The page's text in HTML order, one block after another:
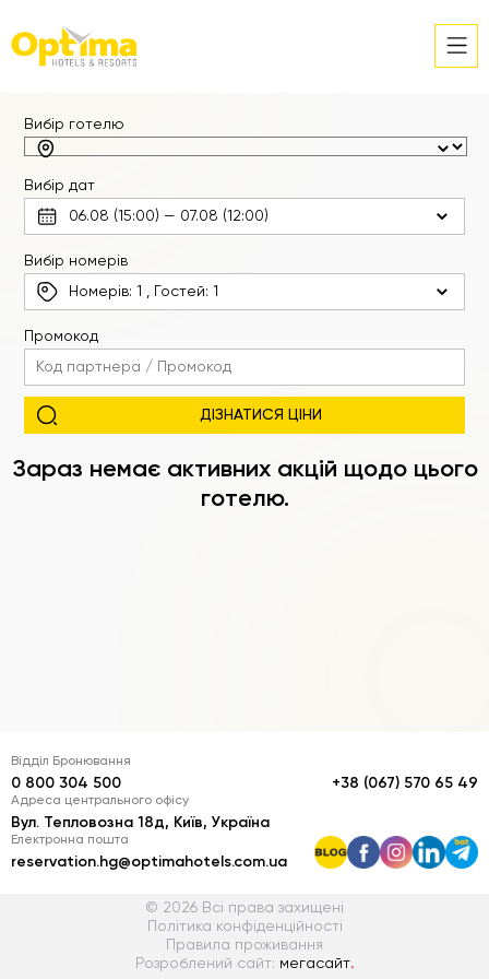
Вибір готелю
Вибір дат
Вибір номерів
Номерів:1 , Гостей: 1
Промокод
Зараз немає активних акцій щодо цього
готелю.
Відділ Бронювання
0 800 304 500 +38 (067) 570 65 49
Адреса центрального офісу
Вул. Тепловозна 18д, Київ, Україна
Електронна пошта
reservation.hg@optimahotels.com.ua
© 2026 Всі права захищені
Політика конфіденційності
Правила проживання
Розроблений сайт: мегасайт.